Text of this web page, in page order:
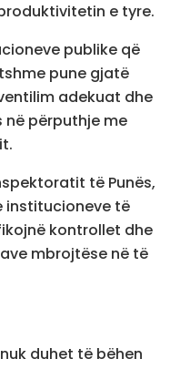
e tyre.
publike që
pune gjatë
adekuat dhe
përputhje me
të Punës,
institucioneve të
kontrollet dhe
mbrojtëse në të
duhet të bëhen